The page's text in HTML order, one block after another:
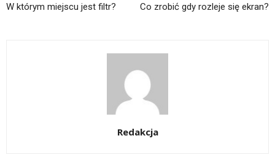
W którym miejscu jest filtr? Co zrobić gdy rozleje się ekran?
Redakcja